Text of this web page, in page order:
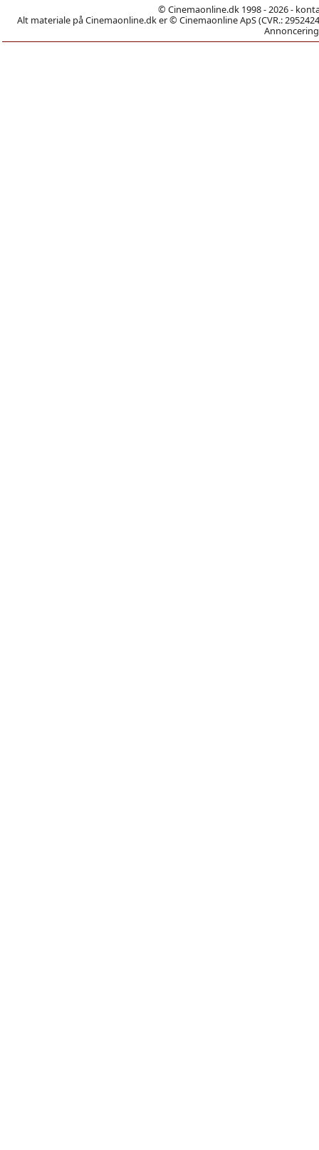
© Cinemaonline.dk 1998 - 2026 -
Alt materiale på Cinemaonline.dk er © Cinemaonline ApS (CVR.: